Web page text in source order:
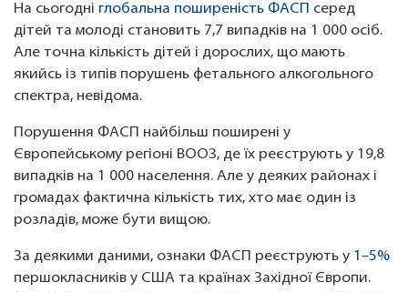
На сьогодні глобальна поширеність ФАСП серед
дітей та молоді становить 7,7 випадків на 1 000 осіб.
Але точна кількість дітей і дорослих, що мають
якийсь із типів порушень фетального алкогольного
спектра, невідома.
Порушення ФАСП найбільш поширені у
Європейському регіоні ВООЗ, де їх реєструють у 19,8
випадків на 1 000 населення. Але у деяких районах і
громадах фактична кількість тих, хто має один із
розладів, може бути вищою.
За деякими даними, ознаки ФАСП реєструють у 1–5%
першокласників у США та країнах Західної Європи.